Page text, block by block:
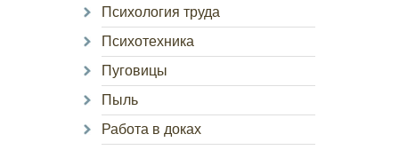
Психология труда
Психотехника
Пуговицы
Пыль
Работа в доках